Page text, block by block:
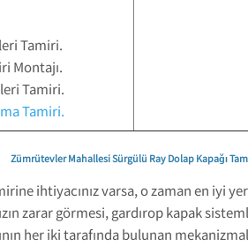
Tamiri.
Montajı.
Tamiri.
Tamiri.
Zümrütevler Mahallesi Sürgülü Ray Dolap Kapağı
ihtiyacınız varsa, o zaman en iyi
zarar görmesi, gardırop kapak
her iki tarafında bulunan